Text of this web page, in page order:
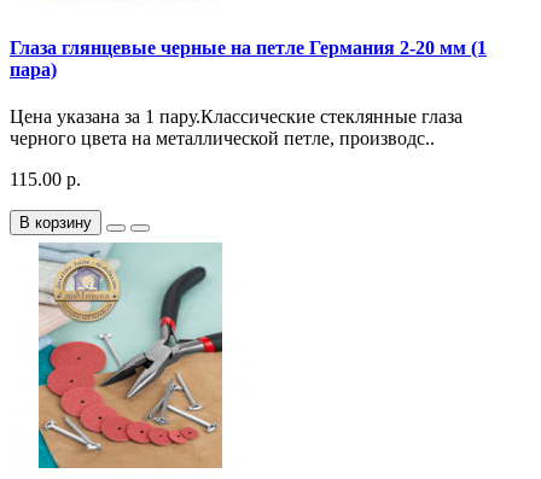
Глаза глянцевые черные на петле Германия 2-20 мм (1
пара)
Цена указана за 1 пару.Классические стеклянные глаза
черного цвета на металлической петле, производс..
115.00 р.
В корзину